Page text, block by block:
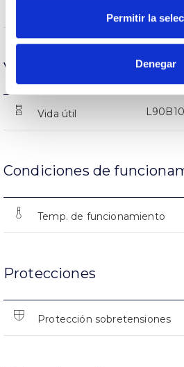
Permitir la
Denegar
Flujo luminoso (lm)
Vida
Vida útil
Condiciones de
Temp. de funcionamiento
Protecciones
Protección sobretensiones